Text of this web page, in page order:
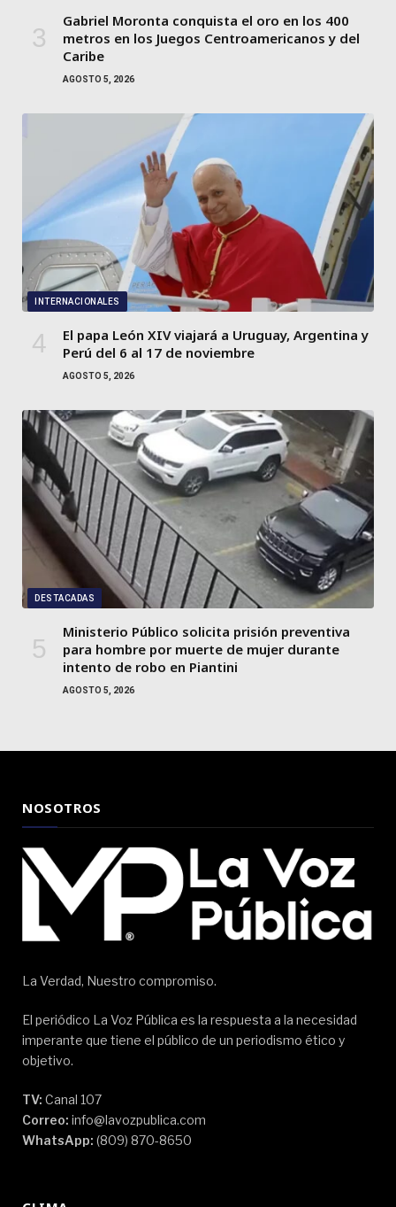
Gabriel Moronta conquista el oro en los 400
metros en los Juegos Centroamericanos y del
Caribe
AGOSTO 5, 2026
INTERNACIONALES
El papa León XIV viajará a Uruguay, Argentina y
Perú del 6 al 17 de noviembre
AGOSTO 5, 2026
DESTACADAS
Ministerio Público solicita prisión preventiva
para hombre por muerte de mujer durante
intento de robo en Piantini
AGOSTO 5, 2026
NOSOTROS
La Verdad, Nuestro compromiso.
El periódico La Voz Pública es la respuesta a la necesidad
imperante que tiene el público de un periodismo ético y
objetivo.
TV: Canal 107
Correo: info@lavozpublica.com
WhatsApp: (809) 870-8650